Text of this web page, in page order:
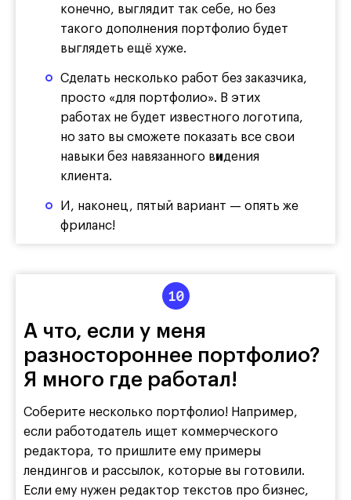
конечно, выглядит так себе, но без
такого дополнения портфолио будет
выглядеть ещё хуже.
Сделать несколько работ без заказчика,
просто «для портфолио». В этих
работах не будет известного логотипа,
но зато вы сможете показать все свои
навыки без навязанного видения
клиента.
И, наконец, пятый вариант — опять же
фриланс!
А что, если у меня
разностороннее портфолио?
Я много где работал!
Соберите несколько портфолио! Например,
если работодатель ищет коммерческого
редактора, то пришлите ему примеры
лендингов и рассылок, которые вы готовили.
Если ему нужен редактор текстов про бизнес,